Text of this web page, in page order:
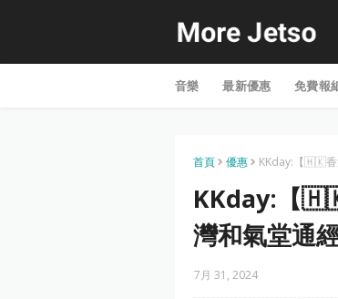
音樂 最新優惠 免費報
首頁 優惠 KKday:【🇭🇰香
KKday:【
灣和氣堂通
7月 31, 2024